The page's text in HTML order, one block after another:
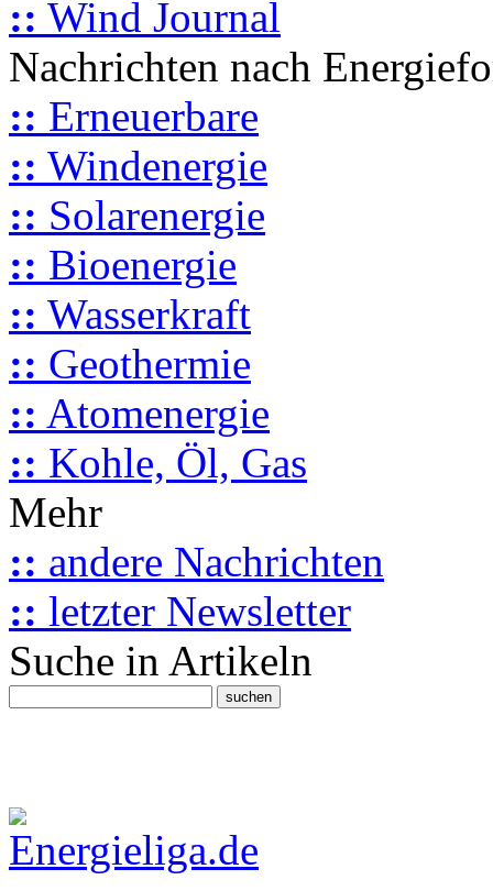
:: Wind Journal
Nachrichten nach
:: Erneuerbare
:: Windenergie
:: Solarenergie
:: Bioenergie
:: Wasserkraft
:: Geothermie
:: Atomenergie
:: Kohle, Öl, Gas
Mehr
:: andere Nachrichten
:: letzter Newsletter
Suche in Artikeln